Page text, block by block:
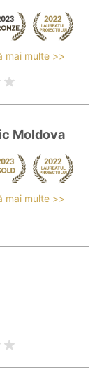
mai multe >>
Moldova
mai multe >>